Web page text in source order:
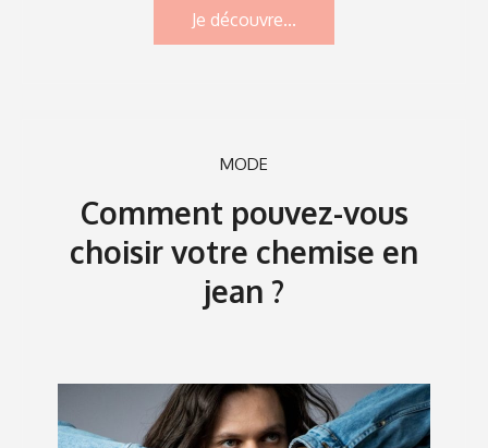
Je découvre...
MODE
Comment pouvez-vous
choisir votre chemise en
jean ?